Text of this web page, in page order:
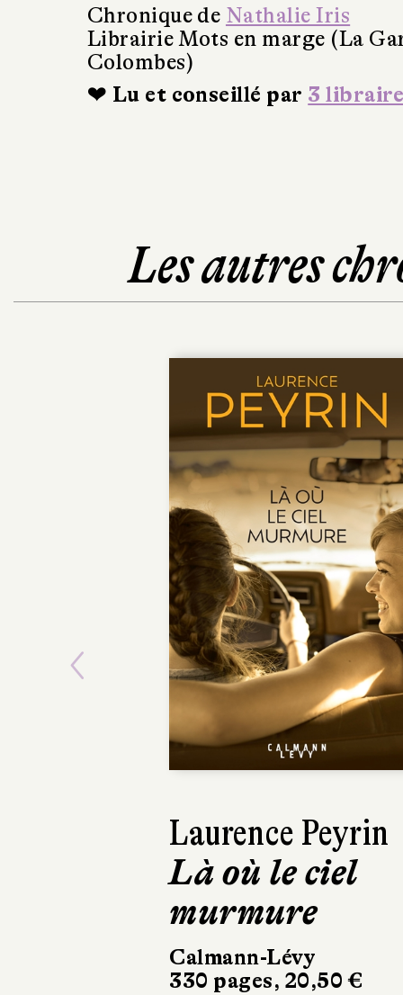
Chronique de Nathalie Iris
Librairie Mots en marge (La
Colombes)
❤ Lu et conseillé par 3
Les autres
Benjamin de
Laforcade
Woody
Gallimard
224 pages, 20,50 €
Previous